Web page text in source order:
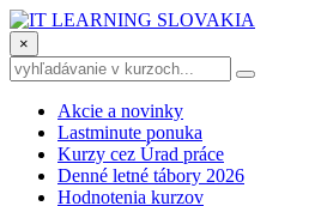
×
Akcie a novinky
Lastminute ponuka
Kurzy cez Úrad práce
Denné letné tábory 2026
Hodnotenia kurzov